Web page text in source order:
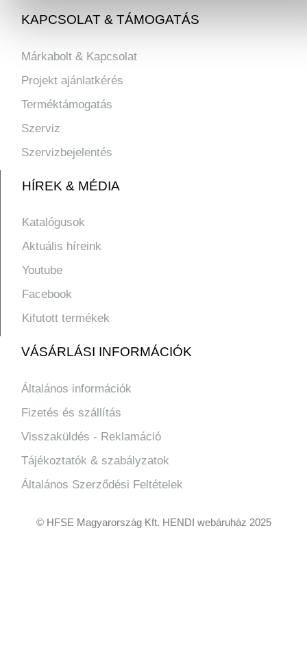
KAPCSOLAT & TÁMOGATÁS
Márkabolt & Kapcsolat
Projekt ajánlatkérés
Terméktámogatás
Szerviz
Szervizbejelentés
HÍREK & MÉDIA
Katalógusok
Aktuális híreink
Youtube
Facebook
Kifutott termékek
VÁSÁRLÁSI INFORMÁCIÓK
Általános információk
Fizetés és szállítás
Visszaküldés - Reklamáció
Tájékoztatók & szabályzatok
Általános Szerződési Feltételek
© HFSE Magyarország Kft. HENDI webáruház 2025